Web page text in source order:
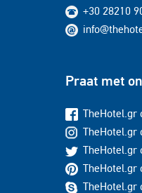
+30 28210
Praat met
TheHotel.gr
TheHotel.gr
TheHotel.gr
TheHotel.gr
TheHotel.gr